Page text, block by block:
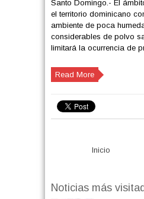
Santo Domingo.- El
el territorio dominicano
ambiente de poca
considerables de polvo
limitará la ocurrencia de
Read More
Inicio
Noticias más